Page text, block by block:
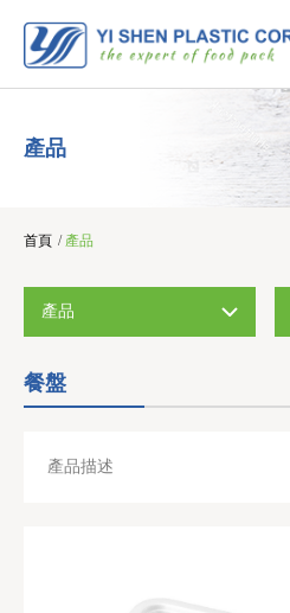
產品
首頁 / 產品
產品
餐盤
產品描述